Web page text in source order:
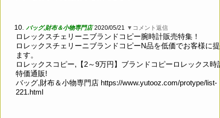
10. バッグ,財布＆小物専門店 2020/05/21 ▼コメント返信
ロレックスチェリーニブランドコピー腕時計販売特集！
ロレックスチェリーニブランドコピーN品を低価でお客様に
ます。
ロレックスコピー,【2～9万円】ブランドコピーロレックス時
特価通販!
バッグ,財布＆小物専門店 https://www.yutooz.com/protype/list-
221.html